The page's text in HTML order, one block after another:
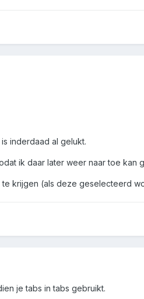
inderdaad al gelukt.
ik daar later weer naar toe kan
krijgen (als deze geselecteerd
je tabs in tabs gebruikt.